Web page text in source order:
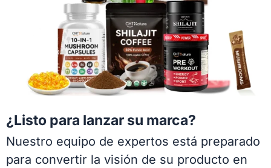
¿Listo para lanzar su marca?
Nuestro equipo de expertos está preparado
para convertir la visión de su producto en